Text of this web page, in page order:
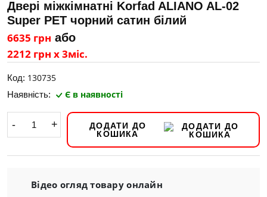
Двері міжкімнатні Korfad ALIANO AL-02
Super PET чорний сатин білий
6635 грн або
2212 грн х 3міс.
Код: 130735
Наявність: Є в наявності
- +
ДОДАТИ ДО
КОШИКА
Відео огляд товару онлайн